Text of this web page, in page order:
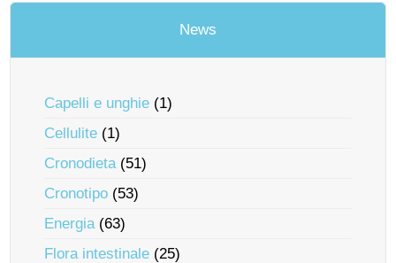
News
Capelli e unghie (1)
Cellulite (1)
Cronodieta(51)
Cronotipo (53)
Energia(63)
Flora intestinale (25)